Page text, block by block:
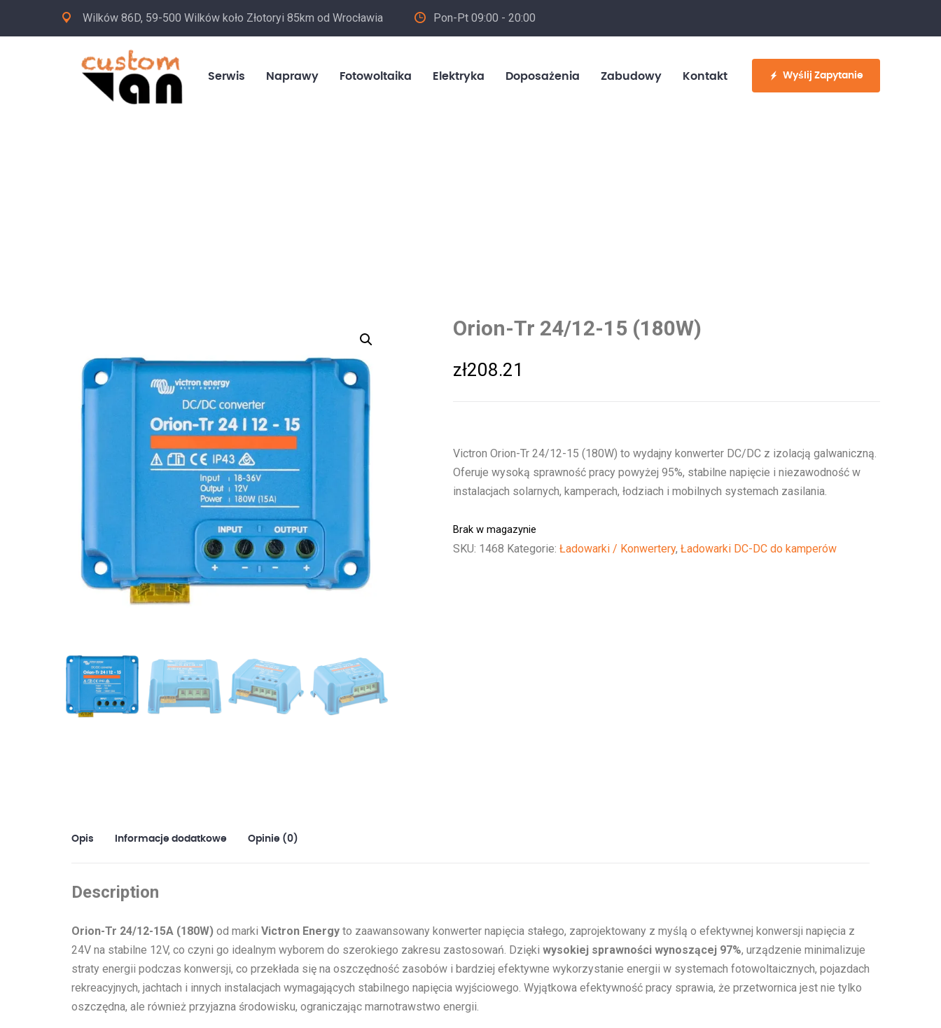
Wilków 86D, 59-500 Wilków koło Złotoryi 85km od Wrocławia Pon-Pt 09:00 - 20:00
530 886 214
Serwis Naprawy Fotowoltaika Elektryka Doposażenia Zabudowy Kontakt Wyślij Zapytanie
Orion-Tr 24/12-15 (180W)
zł208.21
Victron Orion-Tr 24/12-15 (180W) to wydajny konwerter DC/DC z izolacją galwaniczną.
Oferuje wysoką sprawność pracy powyżej 95%, stabilne napięcie i niezawodność w
instalacjach solarnych, kamperach, łodziach i mobilnych systemach zasilania.
Brak w magazynie
SKU: 1468 Kategorie: Ładowarki / Konwertery, Ładowarki DC-DC do kamperów
Opis Informacje dodatkowe Opinie (0)
Description
Orion-Tr 24/12-15A (180W) od marki Victron Energy to zaawansowany konwerter napięcia stałego, zaprojektowany z myślą o efektywnej konwersji napięcia z
24V na stabilne 12V, co czyni go idealnym wyborem do szerokiego zakresu zastosowań. Dzięki wysokiej sprawności wynoszącej 97%, urządzenie minimalizuje
straty energii podczas konwersji, co przekłada się na oszczędność zasobów i bardziej efektywne wykorzystanie energii w systemach fotowoltaicznych, pojazdach
rekreacyjnych, jachtach i innych instalacjach wymagających stabilnego napięcia wyjściowego. Wyjątkowa efektywność pracy sprawia, że przetwornica jest nie tylko
oszczędna, ale również przyjazna środowisku, ograniczając marnotrawstwo energii.